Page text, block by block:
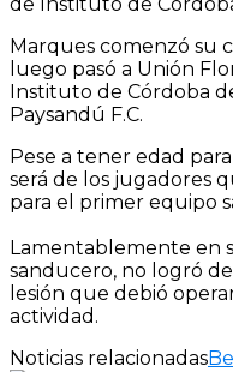
de Instituto de
Marques comenzó su
luego pasó a Unión
Instituto de Córdoba
Paysandú F.C.
Pese a tener edad
será de los jugadores
para el primer equipo
Lamentablemente en
sanducero, no logró
lesión que debió
actividad.
Noticias relacionadas